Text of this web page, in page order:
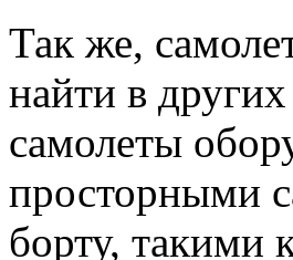
Так же,
найти в
самолеты
просторными
борту, такими